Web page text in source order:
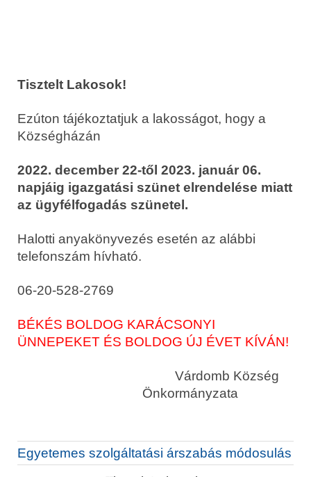
Tisztelt Lakosok!
Ezúton tájékoztatjuk a lakosságot, hogy a
Községházán
2022. december 22-től 2023. január 06.
napjáig igazgatási szünet elrendelése miatt
az ügyfélfogadás szünetel.
Halotti anyakönyvezés esetén az alábbi
telefonszám hívható.
06-20-528-2769
BÉKÉS BOLDOG KARÁCSONYI
ÜNNEPEKET ÉS BOLDOG ÚJ ÉVET KÍVÁN!
Várdomb Község
Önkormányzata
Egyetemes szolgáltatási árszabás módosulás